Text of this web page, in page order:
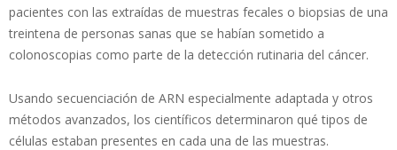
pacientes con las extraídas de muestras fecales o biopsias de una
treintena de personas sanas que se habían sometido a
colonoscopias como parte de la detección rutinaria del cáncer.
Usando secuenciación de ARN especialmente adaptada y otros
métodos avanzados, los científicos determinaron qué tipos de
células estaban presentes en cada una de las muestras.